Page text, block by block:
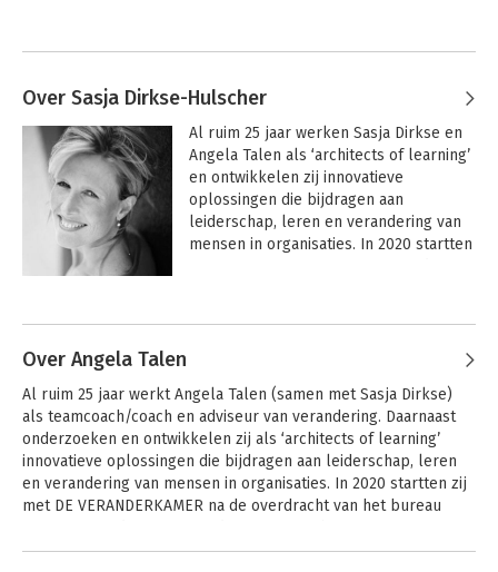
Over Sasja Dirkse-Hulscher
Al ruim 25 jaar werken Sasja Dirkse en
Angela Talen als ‘architects of learning’
en ontwikkelen zij innovatieve
oplossingen die bijdragen aan
leiderschap, leren en verandering van
mensen in organisaties. In 2020 startten
Virtual Reality. Hun missie? Het
verbeteren van de mentale gezondheid
en kansengelijkheid van jongeren en
anderen die behoefte hebben aan
perspectief.
Over Angela Talen
Al ruim 25 jaar werkt Angela Talen (samen met Sasja Dirkse)
als teamcoach/coach en adviseur van verandering. Daarnaast
onderzoeken en ontwikkelen zij als ‘architects of learning’
innovatieve oplossingen die bijdragen aan leiderschap, leren
en verandering van mensen in organisaties. In 2020 startten zij
met DE VERANDERKAMER na de overdracht van het bureau